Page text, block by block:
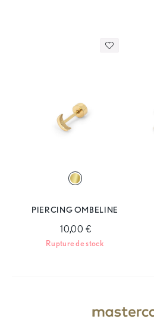
PIERCING OMBELINE
10,00 €
Rupture de stock